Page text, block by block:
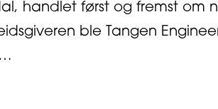
handlet først og fremst om
ble Tangen